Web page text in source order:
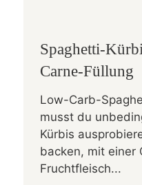
Spaghetti-
Carne-Füllung
Low-Carb-
musst du
Kürbis
backen, mit einer
Fruchtfleisch...